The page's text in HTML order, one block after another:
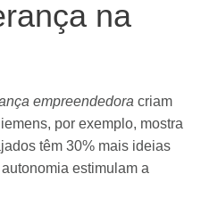
na
empreendedora criam
por exemplo, mostra
têm 30% mais ideias
estimulam a